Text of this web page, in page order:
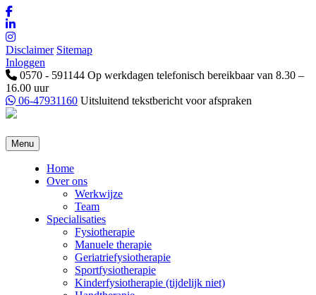
Disclaimer Sitemap
Inloggen
0570 - 591144 Op werkdagen telefonisch bereikbaar van 8.30 –
16.00 uur
06-47931160 Uitsluitend tekstbericht voor afspraken
Menu
Home
Over ons
Werkwijze
Team
Specialisaties
Fysiotherapie
Manuele therapie
Geriatriefysiotherapie
Sportfysiotherapie
Kinderfysiotherapie (tijdelijk niet)